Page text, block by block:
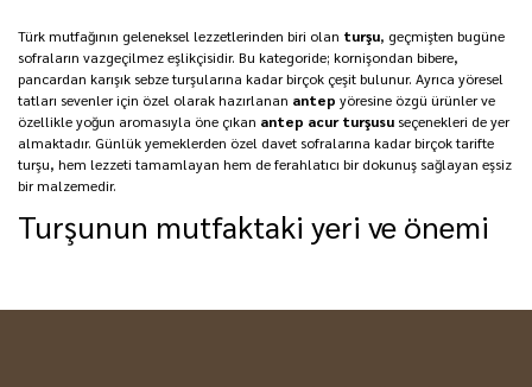
Türk mutfağının geleneksel lezzetlerinden biri olan turşu, geçmişten bugüne
sofraların vazgeçilmez eşlikçisidir. Bu kategoride; kornişondan bibere,
pancardan karışık sebze turşularına kadar birçok çeşit bulunur. Ayrıca yöresel
tatları sevenler için özel olarak hazırlanan antep yöresine özgü ürünler ve
özellikle yoğun aromasıyla öne çıkan antep acur turşusu seçenekleri de yer
almaktadır. Günlük yemeklerden özel davet sofralarına kadar birçok tarifte
turşu, hem lezzeti tamamlayan hem de ferahlatıcı bir dokunuş sağlayan eşsiz
bir malzemedir.
Turşunun mutfaktaki yeri ve önemi
hazırlanan turşular, yoğun aroması ve kıvamıyla sofralarda özel bir yer edinir.